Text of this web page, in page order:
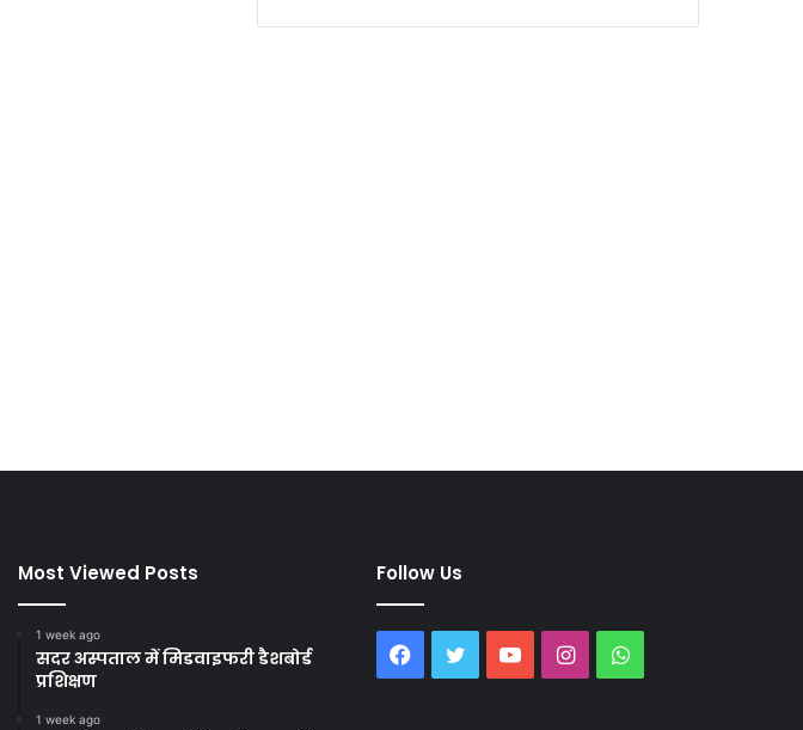
Most Viewed Posts
1 week ago
सदर अस्पताल में मिडवाइफरी डैशबोर्ड
प्रशिक्षण
1 week ago
Follow Us
Facebook
TwitterYouTubeInstagramWhatsApp